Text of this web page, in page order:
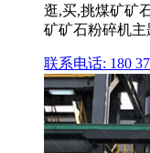
逛,买,挑煤矿矿
矿矿石粉碎机主
联系电话: 180